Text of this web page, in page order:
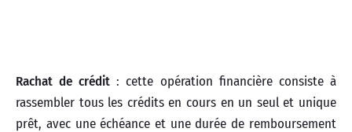
Rachat de crédit : cette opération financière consiste à
rassembler tous les crédits en cours en un seul et unique
prêt, avec une échéance et une durée de remboursement